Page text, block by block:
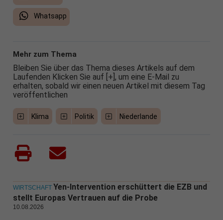
Whatsapp
Mehr zum Thema
Bleiben Sie über das Thema dieses Artikels auf dem
Laufenden Klicken Sie auf [+], um eine E-Mail zu
erhalten, sobald wir einen neuen Artikel mit diesem Tag
veröffentlichen
Klima Politik Niederlande
WIRTSCHAFT Yen-Intervention erschüttert die EZB und
stellt Europas Vertrauen auf die Probe
10.08.2026